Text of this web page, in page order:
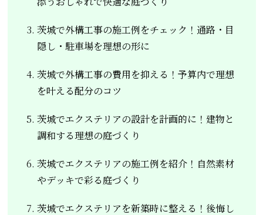
茨城で外構工事の施工例をチェック！通路・目
隠し・駐車場を理想の形に
茨城で外構工事の費用を抑える！予算内で理想
を叶える配分のコツ
茨城でエクステリアの設計を計画的に！建物と
調和する理想の庭づくり
茨城でエクステリアの施工例を紹介！自然素材
やデッキで彩る庭づくり
茨城でエクステリアを新築時に整える！後悔し